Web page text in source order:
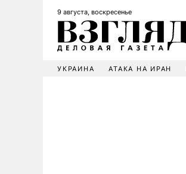
9 августа, воскресенье
УКРАИНА АТАКА НА ИРАН